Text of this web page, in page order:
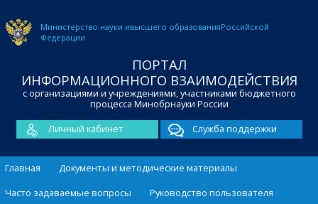
Министерство науки ивысшего образованияРоссийской
Федерации
ПОРТАЛ
ИНФОРМАЦИОННОГО ВЗАИМОДЕЙСТВИЯ
с организациями и учреждениями, участниками бюджетного
процесса Минобрнауки России
Личный кабинет
Служба поддержки
Главная
Документы и методические материалы
Часто задаваемые вопросы
Руководство пользователя